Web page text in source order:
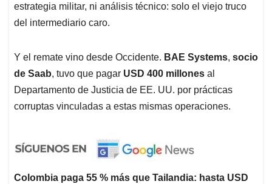
estrategia militar, ni análisis técnico: solo el viejo truco
del intermediario caro.
Y el remate vino desde Occidente. BAE Systems, socio
de Saab, tuvo que pagar USD 400 millones al
Departamento de Justicia de EE. UU. por prácticas
corruptas vinculadas a estas mismas operaciones.
Colombia paga 55 % más que Tailandia: hasta USD